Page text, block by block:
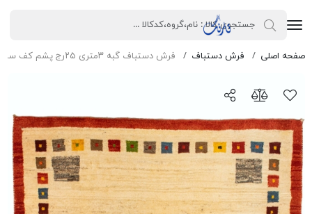
صفحه اصلی فرش دستباف فرش دستباف گبه ۳متری ۲۵رج پشم کف ساده خودرنگ